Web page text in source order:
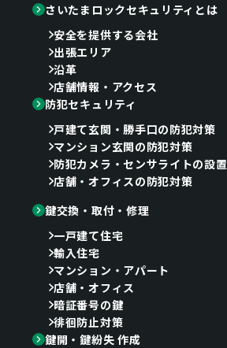
さいたまロックセキュリティとは
安全を提供する会社
出張エリア
沿革
店舗情報・アクセス
防犯セキュリティ
戸建て玄関・勝手口の防犯対策
マンション玄関の防犯対策
防犯カメラ・センサライトの設置
店舗・オフィスの防犯対策
鍵交換・取付・修理
一戸建て住宅
輸入住宅
マンション・アパート
店舗・オフィス
暗証番号の鍵
徘徊防止対策
鍵開・鍵紛失 作成